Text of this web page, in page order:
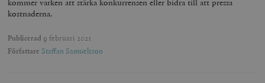
kommer varken att stärka konkurrensen eller bidra till att pressa
kostnaderna.
Publicerad 9 februari 2021
Författare Staffan Samuelsson